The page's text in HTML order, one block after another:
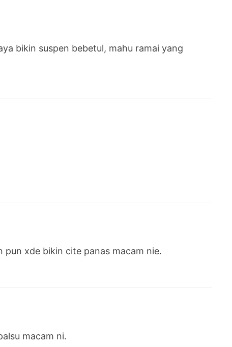
bikin suspen bebetul, mahu ramai yang
pun xde bikin cite panas macam nie.
macam ni.